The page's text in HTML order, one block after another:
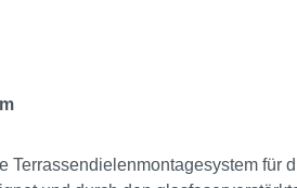
Terrassendielenmontagesystem für